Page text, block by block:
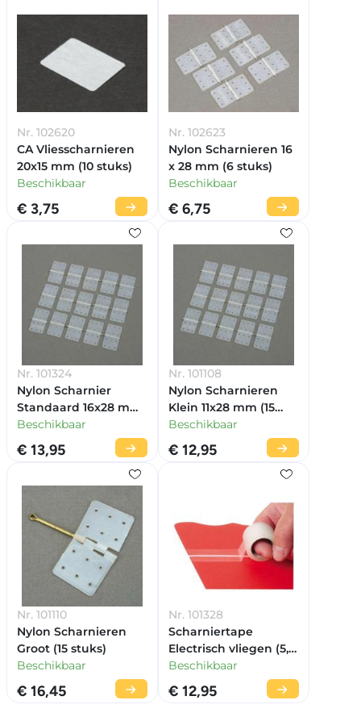
Nr. 102620
CA Vliesscharnieren
20x15 mm (10 stuks)
Beschikbaar
€ 3,75
Nr. 102623
Nylon Scharnieren 16
x 28 mm (6 stuks)
Beschikbaar
€ 6,75
Nr. 101324
Nylon Scharnier
Standaard 16x28 mm
(15 stuks)
Beschikbaar
€ 13,95
Nr. 101108
Nylon Scharnieren
Klein 11x28 mm (15
stuks)
Beschikbaar
€ 12,95
Nr. 101110
Nylon Scharnieren
Groot (15 stuks)
Beschikbaar
€ 16,45
Nr. 101328
Scharniertape
Electrisch vliegen (5,5
m)
Beschikbaar
€ 12,95